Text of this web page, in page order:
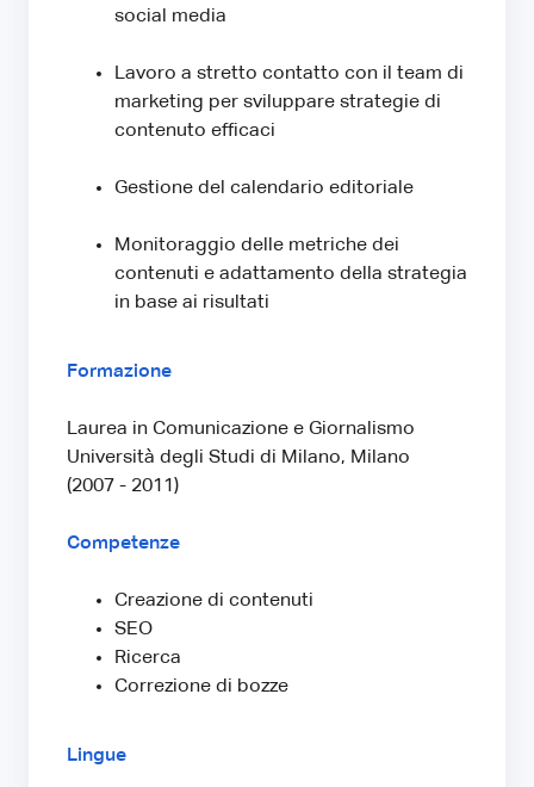
social media
Lavoro a stretto contatto con il team di
marketing per sviluppare strategie di
contenuto efficaci
Gestione del calendario editoriale
Monitoraggio delle metriche dei
contenuti e adattamento della strategia
in base ai risultati
Formazione
Laurea in Comunicazione e Giornalismo
Università degli Studi di Milano, Milano
(2007 - 2011)
Competenze
Creazione di contenuti
SEO
Ricerca
Correzione di bozze
Lingue